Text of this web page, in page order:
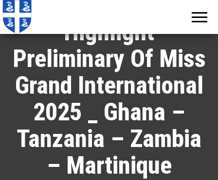
Highlight
Preliminary Of Miss
Grand International
2025 _ Ghana –
Tanzania – Zambia
– Martinique